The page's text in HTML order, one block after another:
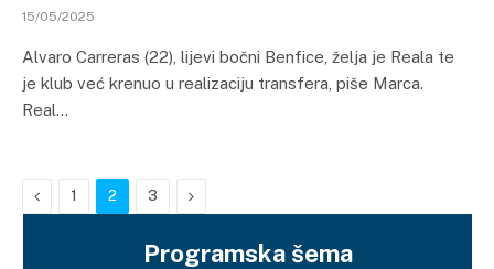
15/05/2025
Alvaro Carreras (22), lijevi bočni Benfice, želja je Reala te
je klub već krenuo u realizaciju transfera, piše Marca.
Real…
Previous
1 2 3 Next
Programska šema